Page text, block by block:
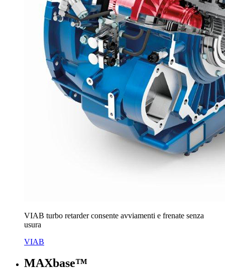
VIAB turbo retarder consente avviamenti e frenate senza
usura
VIAB
MAXbase™